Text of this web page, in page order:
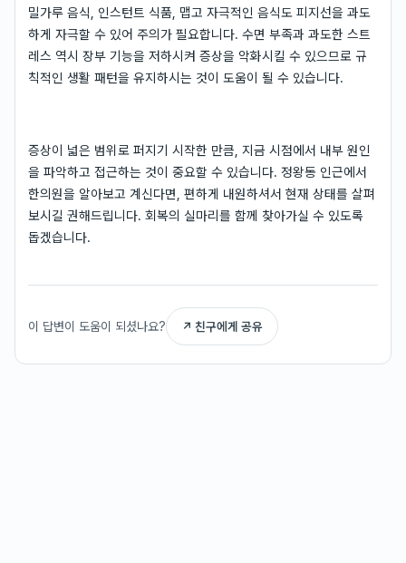
밀가루 음식, 인스턴트 식품, 맵고 자극적인 음식도 피지선을 과도
하게 자극할 수 있어 주의가 필요합니다. 수면 부족과 과도한 스트
레스 역시 장부 기능을 저하시켜 증상을 악화시킬 수 있으므로 규
칙적인 생활 패턴을 유지하시는 것이 도움이 될 수 있습니다.
증상이 넓은 범위로 퍼지기 시작한 만큼, 지금 시점에서 내부 원인
을 파악하고 접근하는 것이 중요할 수 있습니다. 정왕동 인근에서
한의원을 알아보고 계신다면, 편하게 내원하셔서 현재 상태를 살펴
보시길 권해드립니다. 회복의 실마리를 함께 찾아가실 수 있도록
돕겠습니다.
이 답변이 도움이 되셨나요? ↗ 친구에게 공유